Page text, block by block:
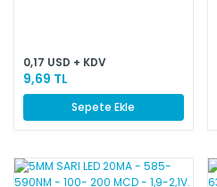
0,17 USD + KDV
9,69 TL
Sepete Ekle